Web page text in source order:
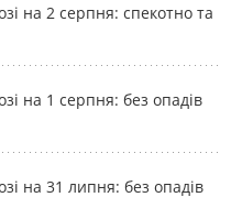
на 2 серпня: спекотно та
на 1 серпня: без опадів
на 31 липня: без опадів